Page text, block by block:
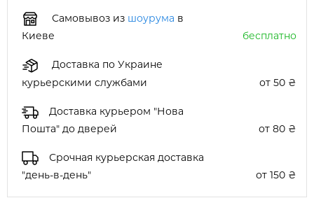
Самовывоз из шоурума в
Киеве
бесплатно
Доставка по Украине
курьерскими службами
от 50 ₴
Доставка курьером "Нова
Пошта" до дверей
от 80 ₴
Срочная курьерская доставка
"день-в-день"
от 150 ₴